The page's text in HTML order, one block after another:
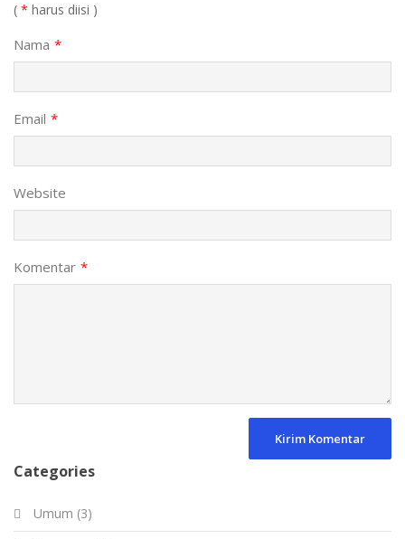
( * harus diisi )
Nama *
Email *
Website
Komentar *
Kirim Komentar
Categories
Umum (3)